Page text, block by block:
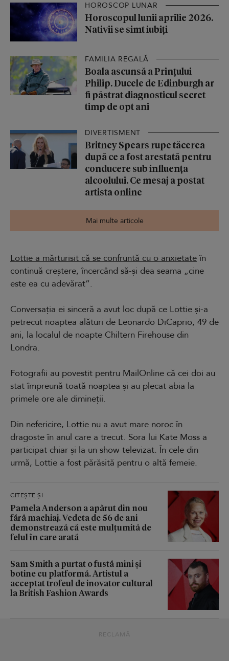
HOROSCOP LUNAR
Horoscopul lunii aprilie 2026.
Nativii se simt iubiți
FAMILIA REGALĂ
Boala ascunsă a Prințului
Philip. Ducele de Edinburgh ar
fi păstrat diagnosticul secret
timp de opt ani
DIVERTISMENT
Britney Spears rupe tăcerea
după ce a fost arestată pentru
conducere sub influența
alcoolului. Ce mesaj a postat
artista online
Mai multe articole
Lottie a mărturisit că se confruntă cu o anxietate în
continuă creștere, încercând să-și dea seama „cine
este ea cu adevărat”.
Conversația ei sinceră a avut loc după ce Lottie și-a
petrecut noaptea alături de Leonardo DiCaprio, 49 de
ani, la localul de noapte Chiltern Firehouse din
Londra.
Fotografii au povestit pentru MailOnline că cei doi au
stat împreună toată noaptea și au plecat abia la
primele ore ale dimineții.
Din nefericire, Lottie nu a avut mare noroc în
dragoste în anul care a trecut. Sora lui Kate Moss a
participat chiar și la un show televizat. În cele din
urmă, Lottie a fost părăsită pentru o altă femeie.
CITEȘTE ȘI
Pamela Anderson a apărut din nou
fără machiaj. Vedeta de 56 de ani
demonstrează că este mulțumită de
felul în care arată
Sam Smith a purtat o fustă mini și
botine cu platformă. Artistul a
acceptat trofeul de inovator cultural
la British Fashion Awards
RECLAMĂ